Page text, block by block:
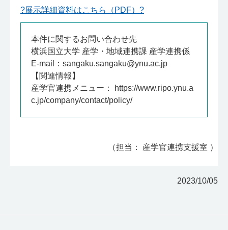
?展示詳細資料はこちら（PDF）?
本件に関するお問い合わせ先
横浜国立大学 産学・地域連携課 産学連携係
E-mail：sangaku.sangaku@ynu.ac.jp
【関連情報】
産学官連携メニュー：
https://www.ripo.ynu.a
c.jp/company/contact/policy/
（担当： 産学官連携支援室 ）
2023/10/05